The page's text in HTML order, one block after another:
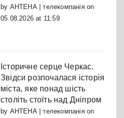
by АНТЕНА | телекомпаніяon
05.08.2026 at 11:59
Історичне серце Черкас.
Звідси розпочалася історія
міста, яке понад шість
століть стоїть над Дніпром
by АНТЕНА | телекомпаніяon